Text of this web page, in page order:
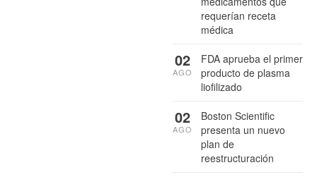
requerían receta
médica
FDA aprueba el primer
producto de plasma
liofilizado
02
AGO
Boston Scientific
presenta un nuevo
plan de
reestructuración
02
AGO